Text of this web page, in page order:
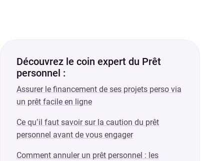
Découvrez le coin expert du Prêt
personnel :
Assurer le financement de ses projets perso via
un prêt facile en ligne
Ce qu’il faut savoir sur la caution du prêt
personnel avant de vous engager
Comment annuler un prêt personnel : les